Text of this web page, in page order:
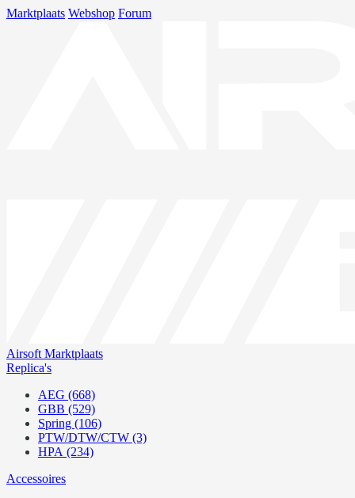
Marktplaats Webshop Forum
Airsoft Marktplaats
Replica's
AEG (668)
GBB (529)
Spring (106)
PTW/DTW/CTW (3)
HPA (234)
Accessoires